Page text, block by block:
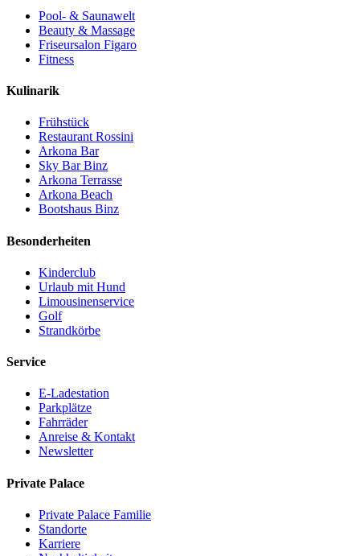
Pool- & Saunawelt
Beauty & Massage
Friseursalon Figaro
Fitness
Kulinarik
Frühstück
Restaurant Rossini
Arkona Bar
Sky Bar Binz
Arkona Terrasse
Arkona Beach
Bootshaus Binz
Besonderheiten
Kinderclub
Urlaub mit Hund
Limousinenservice
Golf
Strandkörbe
Service
E-Ladestation
Parkplätze
Fahrräder
Anreise & Kontakt
Newsletter
Private Palace
Private Palace Familie
Standorte
Karriere